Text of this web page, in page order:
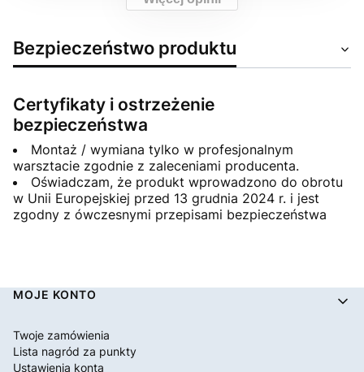
Bezpieczeństwo produktu
Certyfikaty i ostrzeżenie
bezpieczeństwa
Montaż / wymiana tylko w profesjonalnym
warsztacie zgodnie z zaleceniami producenta.
Oświadczam, że produkt wprowadzono do obrotu
w Unii Europejskiej przed 13 grudnia 2024 r. i jest
zgodny z ówczesnymi przepisami bezpieczeństwa
Linki w stopce
MOJE KONTO
Twoje zamówienia
Lista nagród za punkty
Ustawienia konta